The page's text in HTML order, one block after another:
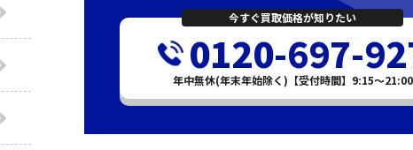
今すぐ買取価格が知りたい
0120-697-
年中無休(年末年始除く)【受付時間】9:15～21:00